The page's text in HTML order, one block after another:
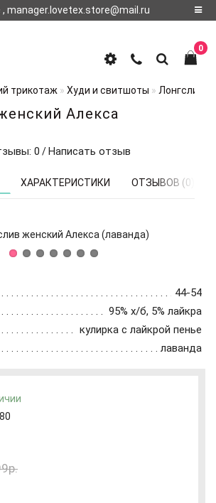
manager.lovetex.store@mail.ru
0
трикотаж Худи и свитшоты Лонгслив
Алекса
0 /Написать отзыв
ХАРАКТЕРИСТИКИ ОТЗЫВОВ (0)
44-54
95% х/б, 5% лайкра
кулирка с лайкрой пенье
лаванда